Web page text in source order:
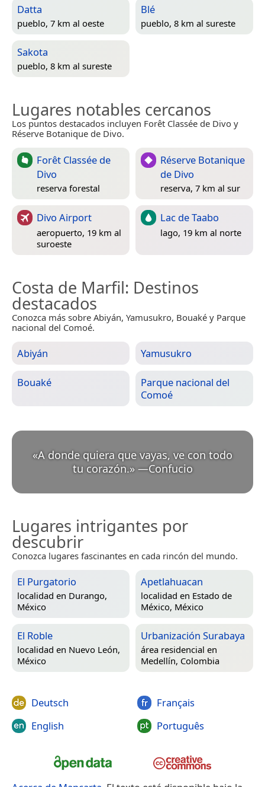
Datta
pueblo, 7 km al oeste
Blé
pueblo, 8 km al sureste
Sakota
pueblo, 8 km al sureste
Lugares notables cercanos
Los puntos destacados incluyen Forêt Classée de Divo y
Réserve Botanique de Divo.
Forêt Classée de
Divo
reserva forestal
Réserve Botanique
de Divo
reserva, 7 km al sur
Divo Airport
aeropuerto, 19 km al
suroeste
Lac de Taabo
lago, 19 km al norte
Costa de Marfil: Destinos
destacados
Conozca más sobre Abiyán, Yamusukro, Bouaké y Parque
nacional del Comoé.
Abiyán Yamusukro
Bouaké
Parque nacional del
Comoé
«A donde quiera que vayas, ve con todo
tu corazón.» —Confucio
Lugares intrigantes por
descubrir
Conozca lugares fascinantes en cada rincón del mundo.
El Purgatorio
localidad en Durango,
México
Apetlahuacan
localidad en Estado de
México, México
El Roble
localidad en Nuevo León,
México
Urbanización Surabaya
área residencial en
Medellín, Colombia
Deutsch
English
Français
Português